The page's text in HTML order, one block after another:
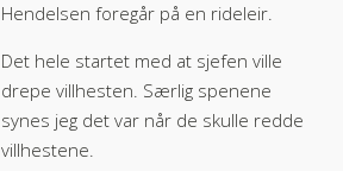
Hendelsen foregår på en rideleir.
Det hele startet med at sjefen ville
drepe villhesten. Særlig spenene
synes jeg det var når de skulle redde
villhestene.